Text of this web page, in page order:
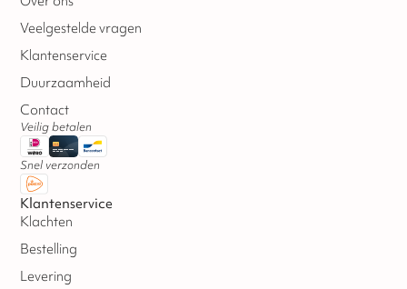
Veelgestelde vragen
Klantenservice
Duurzaamheid
Contact
Veilig betalen
Snel verzonden
Klantenservice
Klachten
Bestelling
Levering